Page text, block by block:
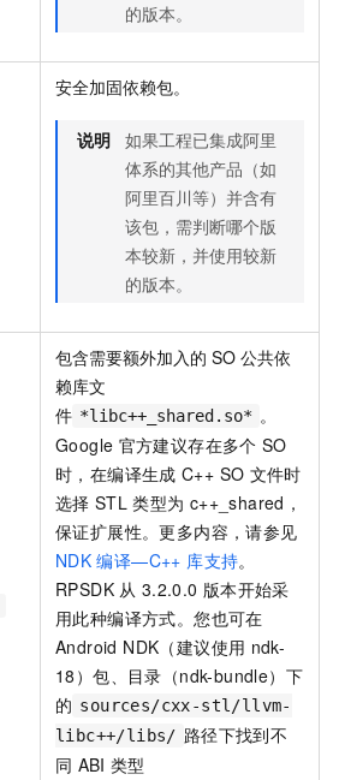
的版本。
安全加固依赖包。
说明 如果工程已集成阿里
体系的其他产品（如
阿里百川等）并含有
该包，需判断哪个版
本较新，并使用较新
的版本。
包含需要额外加入的 SO 公共依
赖库文
件 *libc++_shared.so* 。
Google 官方建议存在多个 SO
时，在编译生成 C++ SO 文件时
选择 STL 类型为 c++_shared，
保证扩展性。更多内容，请参见
NDK 编译—C++ 库支持。
RPSDK 从 3.2.0.0 版本开始采
用此种编译方式。您也可在
Android NDK（建议使用 ndk-
18）包、目录（ndk-bundle）下
的 sources/cxx-stl/llvm-
libc++/libs/ 路径下找到不
同 ABI 类型